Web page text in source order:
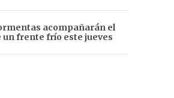
acompañarán el
un frente frío este jueves